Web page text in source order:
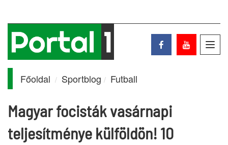
Főoldal Sportblog Futball
Magyar focisták vasárnapi
teljesítménye külföldön! 10